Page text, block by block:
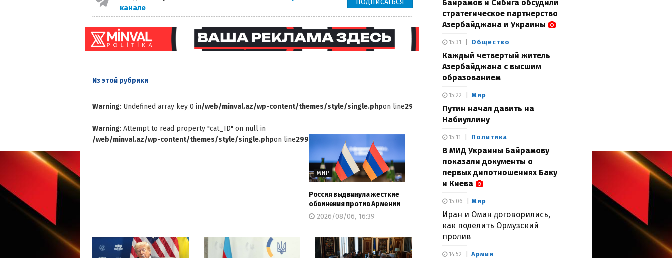
канале
ПОДПИСАТЬСЯ
Из этой рубрики
Warning: Undefined array key 0 in/web/minval.az/wp-content/themes/style/single.phpon line299
Warning: Attempt to read property "cat_ID" on null in
/web/minval.az/wp-content/themes/style/single.phpon line299
МИР
Россия выдвинула жесткие
обвинения против Армении
2026/08/06, 16:39
Байрамов и Сибига обсудили
стратегическое партнерство
Азербайджана и Украины
Общество
Каждый четвертый житель
Азербайджана с высшим
образованием
15:31
Мир
Путин начал давить на
Набиуллину
15:22
Политика
В МИД Украины Байрамову
показали документы о
первых дипотношениях Баку
и Киева
15:11
Мир
Иран и Оман договорились,
как поделить Ормузский
пролив
15:06
Армия
14:52